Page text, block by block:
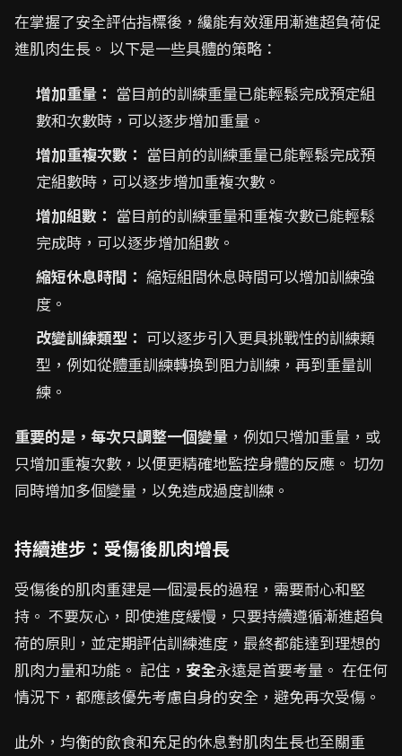
在掌握了安全評估指標後，纔能有效運用漸進超負荷促
進肌肉生長。 以下是一些具體的策略：
增加重量： 當目前的訓練重量已能輕鬆完成預定組
數和次數時，可以逐步增加重量。
增加重複次數： 當目前的訓練重量已能輕鬆完成預
定組數時，可以逐步增加重複次數。
增加組數： 當目前的訓練重量和重複次數已能輕鬆
完成時，可以逐步增加組數。
縮短休息時間： 縮短組間休息時間可以增加訓練強
度。
改變訓練類型： 可以逐步引入更具挑戰性的訓練類
型，例如從體重訓練轉換到阻力訓練，再到重量訓
練。
重要的是，每次只調整一個變量 ，例如只增加重量，或
只增加重複次數，以便更精確地監控身體的反應。 切勿
同時增加多個變量，以免造成過度訓練。
持續進步：受傷後肌肉增長
受傷後的肌肉重建是一個漫長的過程，需要耐心和堅
持。 不要灰心，即使進度緩慢，只要持續遵循漸進超負
荷的原則，並定期評估訓練進度，最終都能達到理想的
肌肉力量和功能。 記住， 安全永遠是首要考量。 在任何
情況下，都應該優先考慮自身的安全，避免再次受傷。
此外，均衡的飲食和充足的休息對肌肉生長也至關重